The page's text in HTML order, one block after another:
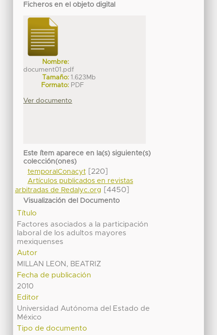
Ficheros en el objeto digital
Nombre:
document01.pdf
Tamaño: 1.623Mb
Formato: PDF
Ver documento
Este ítem aparece en la(s) siguiente(s)
colección(ones)
temporalConacyt[220]
Artículos publicados en revistas
arbitradas de Redalyc.org
[4450]
Visualización del Documento
Título
Factores asociados a la participación
laboral de los adultos mayores
mexiquenses
Autor
MILLAN LEON, BEATRIZ
Fecha de publicación
2010
Editor
Universidad Autónoma del Estado de
México
Tipo de documento